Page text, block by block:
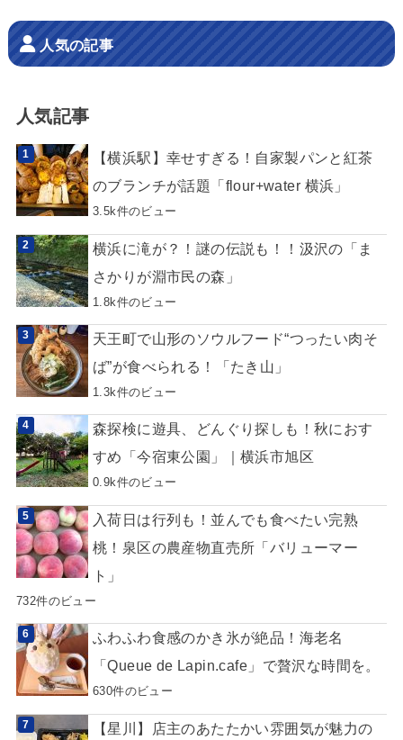
人気の記事
人気記事
【横浜駅】幸せすぎる！自家製パンと紅茶
のブランチが話題「flour+water 横浜」
3.5k件のビュー
横浜に滝が？！謎の伝説も！！汲沢の「ま
さかりが淵市民の森」
1.8k件のビュー
天王町で山形のソウルフード“つったい肉そ
ば”が食べられる！「たき山」
1.3k件のビュー
森探検に遊具、どんぐり探しも！秋におす
すめ「今宿東公園」｜横浜市旭区
0.9k件のビュー
入荷日は行列も！並んでも食べたい完熟
桃！泉区の農産物直売所「バリューマー
ト」
732件のビュー
ふわふわ食感のかき氷が絶品！海老名
「Queue de Lapin.cafe」で贅沢な時間を。
630件のビュー
【星川】店主のあたたかい雰囲気が魅力の